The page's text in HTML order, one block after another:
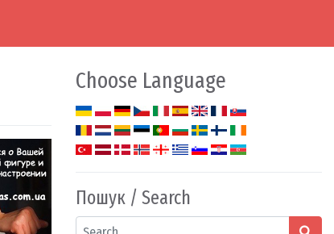
Choose Language
Пошук / Search
Search